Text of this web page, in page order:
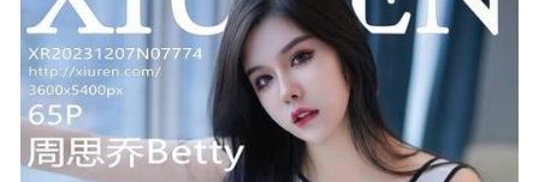
秀人网 – 2021.03.23 VOL.3235 就是阿朱啊[50+1P484M]
2022-12-15
[微密圈]爆爆猪炸 – 丰乳肥臀 [10P3V-72M] 2024-05-28